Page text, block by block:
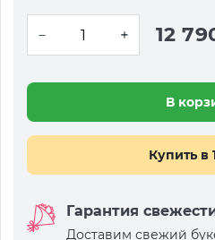
12
В
Купить в
Гарантия
Доставим свежий